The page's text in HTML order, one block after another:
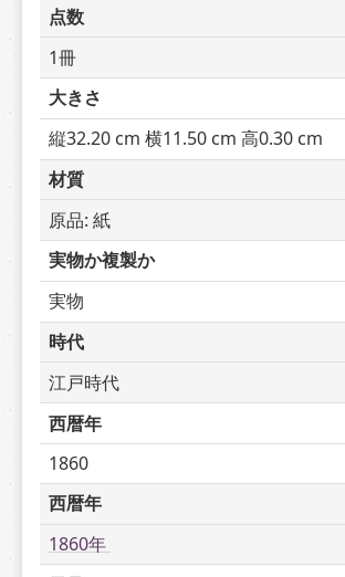
点数
1冊
大きさ
縦32.20 cm 横11.50 cm 高0.30 cm
材質
原品: 紙
実物か複製か
実物
時代
江戸時代
西暦年
1860
西暦年
1860年